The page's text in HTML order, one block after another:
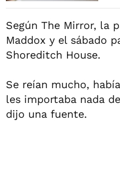
Según The Mirror, la
Maddox y el sábado
Shoreditch House.
Se reían mucho,
les importaba nada
dijo una fuente.